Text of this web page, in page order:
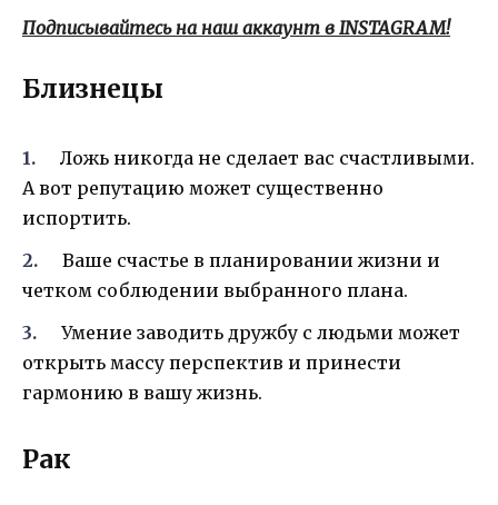
Подписывайтесь на наш аккаунт в INSTAGRAM!
Близнецы
Ложь никогда не сделает вас счастливыми.
А вот репутацию может существенно
испортить.
Ваше счастье в планировании жизни и
четком соблюдении выбранного плана.
Умение заводить дружбу с людьми может
открыть массу перспектив и принести
гармонию в вашу жизнь.
Рак